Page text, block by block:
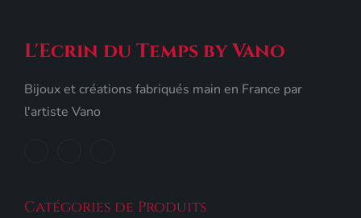
L'Ecrin du Temps by Vano
Bijoux et créations fabriqués main en France par
l'artiste Vano
Catégories de Produits